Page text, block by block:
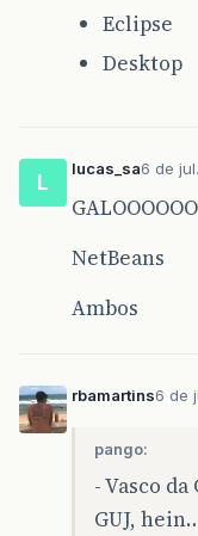
Eclipse
Desktop
L
lucas_sa6 de
NetBeans
Ambos
rbamartins6 de
pango:
- Vasco
GUJ,